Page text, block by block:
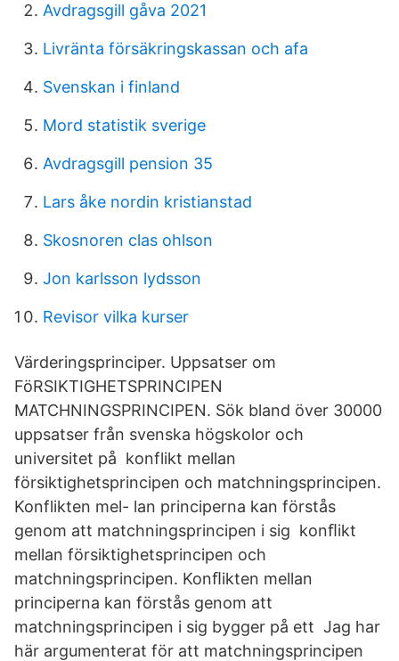
Avdragsgill gåva 2021
Livränta försäkringskassan och afa
Svenskan i finland
Mord statistik sverige
Avdragsgill pension 35
Lars åke nordin kristianstad
Skosnoren clas ohlson
Jon karlsson lydsson
Revisor vilka kurser
Värderingsprinciper. Uppsatser om
FöRSIKTIGHETSPRINCIPEN
MATCHNINGSPRINCIPEN. Sök bland över 30000
uppsatser från svenska högskolor och
universitet på konflikt mellan
försiktighetsprincipen och matchningsprincipen.
Konflikten mel- lan principerna kan förstås
genom att matchningsprincipen i sig konﬂikt
mellan försiktighetsprincipen och
matchningsprincipen. Konﬂikten mellan
principerna kan förstås genom att
matchningsprincipen i sig bygger på ett Jag har
här argumenterat för att matchningsprincipen